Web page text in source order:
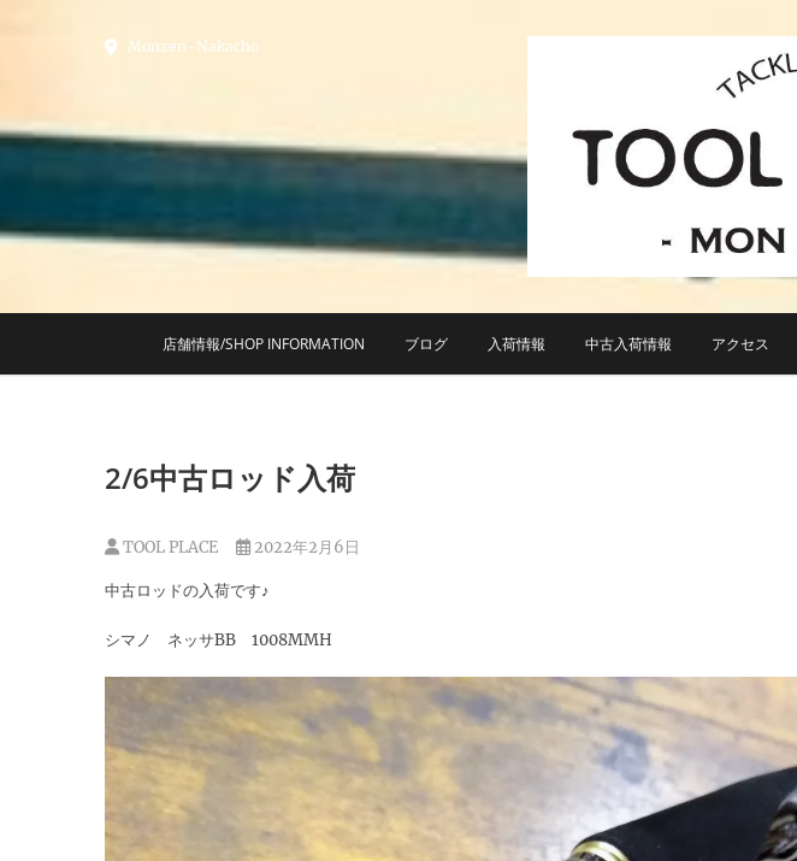
Monzen-Nakacho
TACKLE
小さなルアーフィッシングショップ「ツ
店舗情報/SHOP INFORMATION ブログ 入荷情報 中古入荷情報 アクセス
2/6中古ロッド入荷
TOOL PLACE 2022年2月6日
中古ロッドの入荷です♪
シマノ ネッサBB 1008MMH